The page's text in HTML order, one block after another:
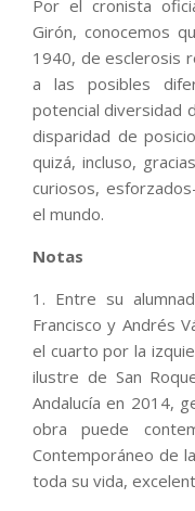
Por el cronista
Girón, conocemos
1940, de esclerosis
a las posibles
potencial diversidad
disparidad de
quizá, incluso,
curiosos,
el mundo.
Notas
1. Entre su
Francisco y Andrés
el cuarto por la
ilustre de San
Andalucía en 2014,
obra puede
Contemporáneo de
toda su vida,